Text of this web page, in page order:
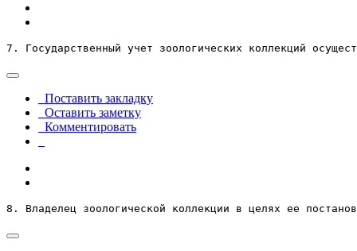
7. Государственный учет зоологических коллекций
Поставить закладку
Оставить заметку
Комментировать
8. Владелец зоологической коллекции в целях ее